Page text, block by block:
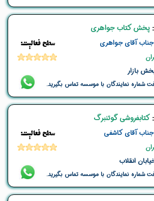
بازار
​​سطح فعالیت: ​جناب آقای جواهری
شماره نمایندگان با موسسه تماس بگیرید.
پخش کتاب جواهری
انقلاب
​​سطح فعالیت: جناب آقای کاشفی
شماره نمایندگان با موسسه تماس بگیرید.
کتابفروشی گوتنبرگ